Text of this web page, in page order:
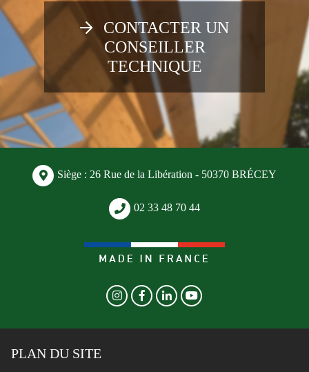
CONTACTER UN
CONSEILLER
TECHNIQUE
Siège : 26 Rue de la Libération - 50370 BRÉCEY
02 33 48 70 44
PLAN DU SITE